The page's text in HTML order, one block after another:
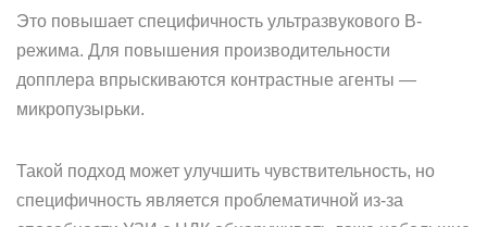
Это повышает специфичность ультразвукового В-
режима. Для повышения производительности
допплера впрыскиваются контрастные агенты —
микропузырьки.
Такой подход может улучшить чувствительность, но
специфичность является проблематичной из-за